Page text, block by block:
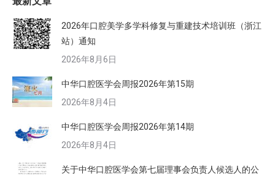
2026年口腔美学多学科修复与重建技术培训班（浙江
站）通知
2026年8月6日
中华口腔医学会周报2026年第15期
2026年8月4日
中华口腔医学会周报2026年第14期
2026年8月4日
关于中华口腔医学会第七届理事会负责人候选人的公